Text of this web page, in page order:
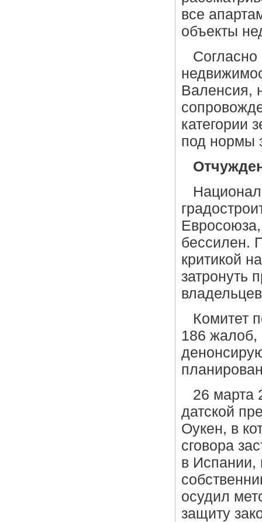
все
объекты
Согласно
Валенсия,
категории
под нормы
бессилен.
критикой
затронуть
Комитет
186 жалоб,
26 марта
датской
Оукен, в
сговора
в Испании,
осудил
защиту